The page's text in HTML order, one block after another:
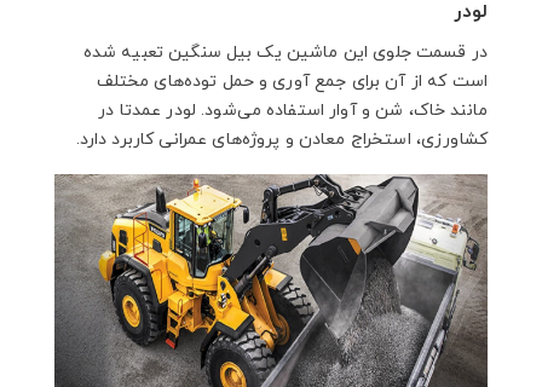
لودر
در قسمت جلوی این ماشین یک بیل سنگین تعبیه شده
است که از آن برای جمع آوری و حمل توده‌های مختلف
مانند خاک، شن و آوار استفاده می‌شود. لودر عمدتا در
کشاورزی، استخراج معادن و پروژه‌های عمرانی کاربرد دارد.